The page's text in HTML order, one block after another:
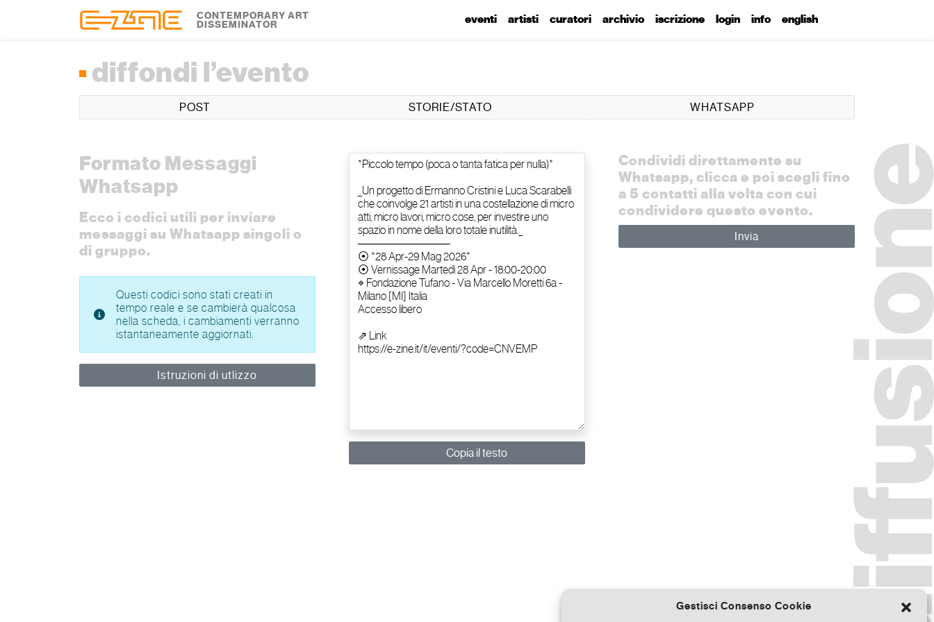
Gestisci Consenso Cookie
CONTEMPORARY ART
DISSEMINATOR eventi artisti curatori archivio iscrizione login info english
diffondi l’evento
POST STORIE/STATO WHATSAPP
Formato Messaggi
Whatsapp
Ecco i codici utili per inviare
messaggi su Whatsapp singoli o
di gruppo.
Questi codici sono stati creati in
tempo reale e se cambierà qualcosa
nella scheda, i cambiamenti verranno
istantaneamente aggiornati.
Istruzioni di utlizzo
Copia il testo
Condividi direttamente su
Whatsapp, clicca e poi scegli fino
a 5 contatti alla volta con cui
condividere questo evento.
Invia